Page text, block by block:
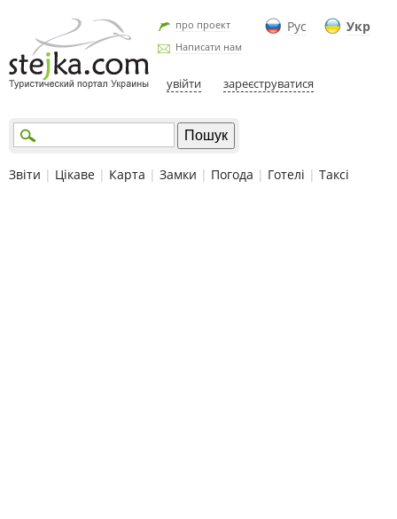
Рус Укр
про проект
Написати нам
увійти зареєструватися
Звіти | Цікаве | Карта | Замки | Погода | Готелі | Таксі